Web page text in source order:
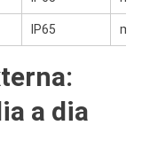
IP65
a dia